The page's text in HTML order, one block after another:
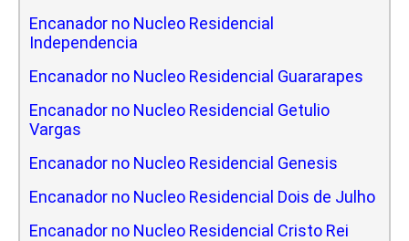
Encanador no Nucleo Residencial
Independencia
Encanador no Nucleo Residencial Guararapes
Encanador no Nucleo Residencial Getulio
Vargas
Encanador no Nucleo Residencial Genesis
Encanador no Nucleo Residencial Dois de Julho
Encanador no Nucleo Residencial Cristo Rei